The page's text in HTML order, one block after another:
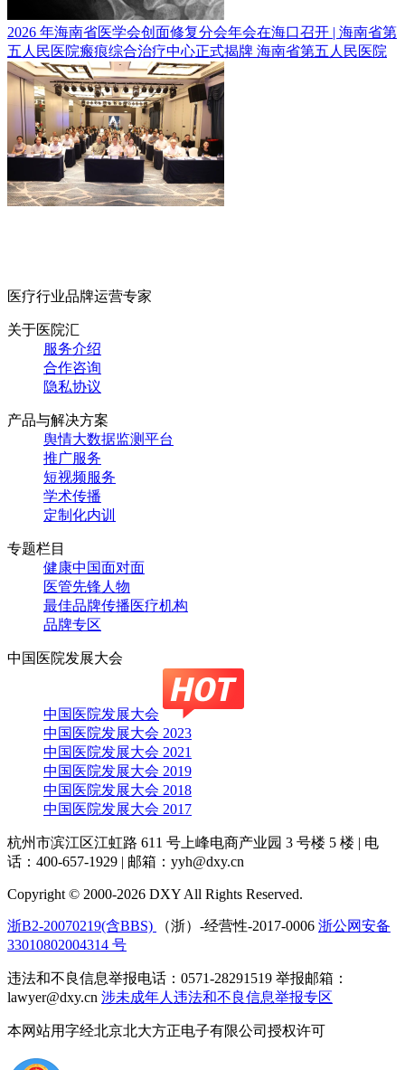
2026 年海南省医学会创面修复分会年会在海口召开 | 海南省第
五人民医院瘢痕综合治疗中心正式揭牌 海南省第五人民医院
医疗行业品牌运营专家
关于医院汇
服务介绍
合作咨询
隐私协议
产品与解决方案
舆情大数据监测平台
推广服务
短视频服务
学术传播
定制化内训
专题栏目
健康中国面对面
医管先锋人物
最佳品牌传播医疗机构
品牌专区
中国医院发展大会
中国医院发展大会
中国医院发展大会 2023
中国医院发展大会 2021
中国医院发展大会 2019
中国医院发展大会 2018
中国医院发展大会 2017
杭州市滨江区江虹路 611 号上峰电商产业园 3 号楼 5 楼 | 电
话：400-657-1929 | 邮箱：yyh@dxy.cn
Copyright © 2000-2026 DXY All Rights Reserved.
浙B2-20070219(含BBS) （浙）-经营性-2017-0006 浙公网安备
33010802004314 号
违法和不良信息举报电话：0571-28291519 举报邮箱：
lawyer@dxy.cn 涉未成年人违法和不良信息举报专区
本网站用字经北京北大方正电子有限公司授权许可